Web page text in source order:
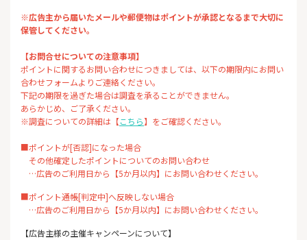
※広告主から届いたメールや郵便物はポイントが承認となるまで大切に
保管してください。
【お問合せについての注意事項】
ポイントに関するお問い合わせにつきましては、以下の期限内にお問い
合わせフォームよりご連絡ください。
下記の期限を過ぎた場合は調査を承ることができません。
あらかじめ、ご了承ください。
※調査についての詳細は【こちら】をご確認ください。
■ポイントが[否認]になった場合
その他確定したポイントについてのお問い合わせ
…広告のご利用日から【5か月以内】にお問い合わせください。
■ポイント通帳[判定中]へ反映しない場合
…広告のご利用日から【5か月以内】にお問い合わせください。
【広告主様の主催キャンペーンについて】